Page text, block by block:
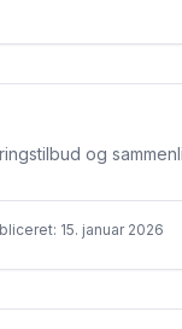
og
15. januar 2026